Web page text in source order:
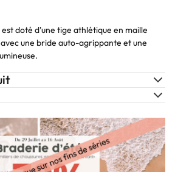
doté d'une tige athlétique en maille
une bride auto-agrippante et une